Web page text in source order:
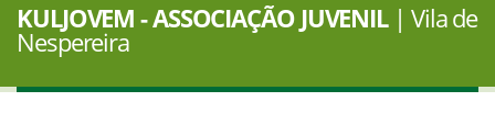
KULJOVEM - ASSOCIAÇÃO JUVENIL | Vila de
Nespereira